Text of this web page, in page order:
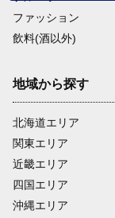
ファッション
飲料(酒以外)
地域から探す
北海道エリア
関東エリア
近畿エリア
四国エリア
沖縄エリア